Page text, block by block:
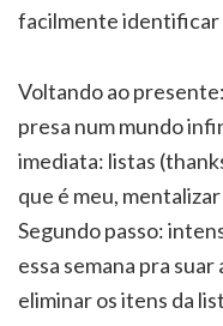
facilmente identificar
Voltando ao
presa num mundo
imediata: listas
que é meu,
Segundo passo:
essa semana pra
eliminar os itens da